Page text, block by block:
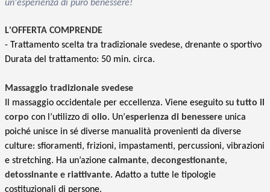
un'esperienza di puro benessere!
L'OFFERTA COMPRENDE
- Trattamento scelta tra tradizionale svedese, drenante o sportivo
Durata del trattamento: 50 min. circa.
Massaggio tradizionale svedese
Il massaggio occidentale per eccellenza. Viene eseguito su tutto il
corpo con l’utilizzo di olio. Un’esperienza di benessere unica
poiché unisce in sé diverse manualità provenienti da diverse
culture: sfioramenti, frizioni, impastamenti, percussioni, vibrazioni
e stretching. Ha un’azione calmante, decongestionante,
detossinante e riattivante. Adatto a tutte le tipologie
costituzionali di persone.